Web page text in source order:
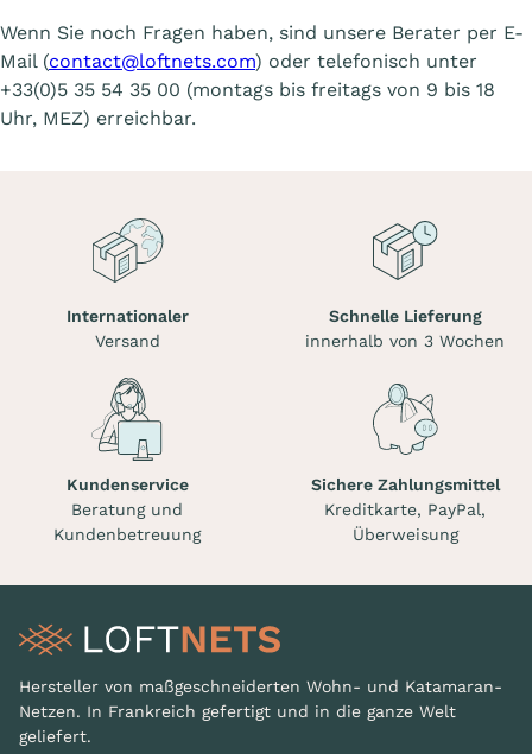
Wenn Sie noch Fragen haben, sind unsere Berater per E-
Mail (contact@loftnets.com) oder telefonisch unter
+33(0)5 35 54 35 00 (montags bis freitags von 9 bis 18
Uhr, MEZ) erreichbar.
Internationaler
Versand
Schnelle Lieferung
innerhalb von 3 Wochen
Kundenservice
Beratung und
Kundenbetreuung
Sichere Zahlungsmittel
Kreditkarte, PayPal,
Überweisung
Hersteller von maßgeschneiderten Wohn- und Katamaran-
Netzen. In Frankreich gefertigt und in die ganze Welt
geliefert.